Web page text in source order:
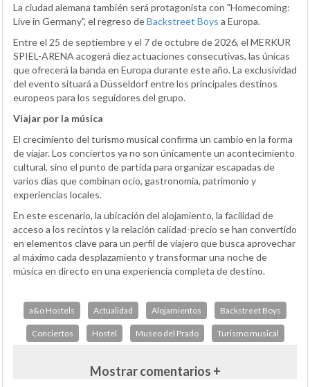
La ciudad alemana también será protagonista con "Homecoming:
Live in Germany", el regreso deBackstreet Boys a Europa.
Entre el 25 de septiembre y el 7 de octubre de 2026, el MERKUR
SPIEL-ARENA acogerá diez actuaciones consecutivas, las únicas
que ofrecerá la banda en Europa durante este año. La exclusividad
del evento situará a Düsseldorf entre los principales destinos
europeos para los seguidores del grupo.
Viajar por la música
El crecimiento del turismo musical confirma un cambio en la forma
de viajar. Los conciertos ya no son únicamente un acontecimiento
cultural, sino el punto de partida para organizar escapadas de
varios días que combinan ocio, gastronomía, patrimonio y
experiencias locales.
En este escenario, la ubicación del alojamiento, la facilidad de
acceso a los recintos y la relación calidad-precio se han convertido
en elementos clave para un perfil de viajero que busca aprovechar
al máximo cada desplazamiento y transformar una noche de
música en directo en una experiencia completa de destino.
a&o Hostels Actualidad Alojamientos Backstreet Boys
Conciertos Hostel Museo del Prado Turismo musical
Mostrar comentarios +